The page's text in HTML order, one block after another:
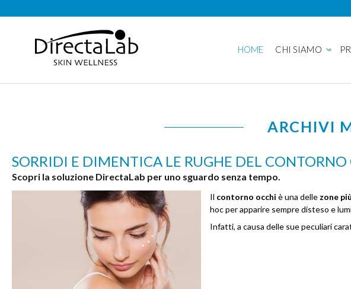
HOME CHI SIAMO
ARCHIVI
SORRIDI E DIMENTICA LE RUGHE DEL CONTORNO
Scopri la soluzione DirectaLab per uno sguardo senza tempo.
Il contorno occhi è una delle zone
hoc per apparire sempre disteso e
Infatti, a causa delle sue peculiari